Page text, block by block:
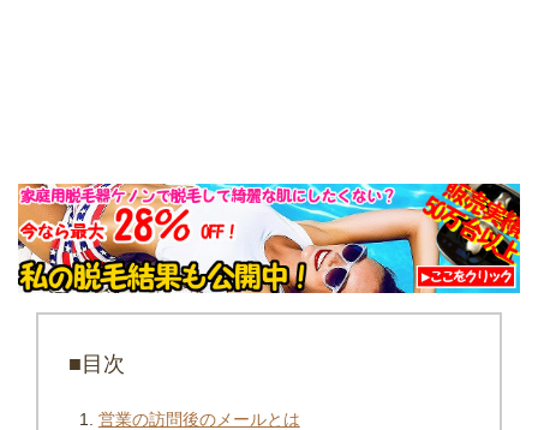
■目次
営業の訪問後のメールとは